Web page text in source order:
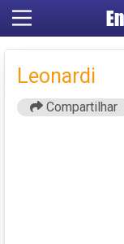
Leonardi
Compartilhar